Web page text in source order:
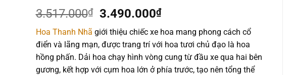
3.517.000₫
Giá
là:
3.517.000₫.
3.490.000₫Giá
tại
là:
3.490.000₫.
Hoa Thanh Nhã giới thiệu chiếc xe hoa mang phong cách cổ
điển và lãng mạn, được trang trí với hoa tươi chủ đạo là hoa
hồng phấn. Dải hoa chạy hình vòng cung từ đầu xe qua hai bên
gương, kết hợp với cụm hoa lớn ở phía trước, tạo nên tổng thể